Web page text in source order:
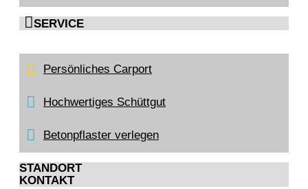
SERVICE
Persönliches Carport
Hochwertiges Schüttgut
Betonpflaster verlegen
STANDORT
KONTAKT
Folgen
Folgen
ImpressumDatenschutzCookie Einstellungen